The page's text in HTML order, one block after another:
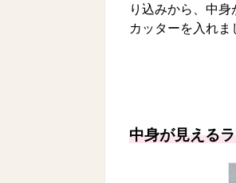
り込みから、中
カッターを入れま
中身が見える